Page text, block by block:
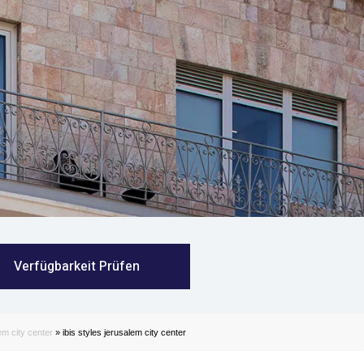
Verfügbarkeit Prüfen
city center » ibis styles jerusalem city center